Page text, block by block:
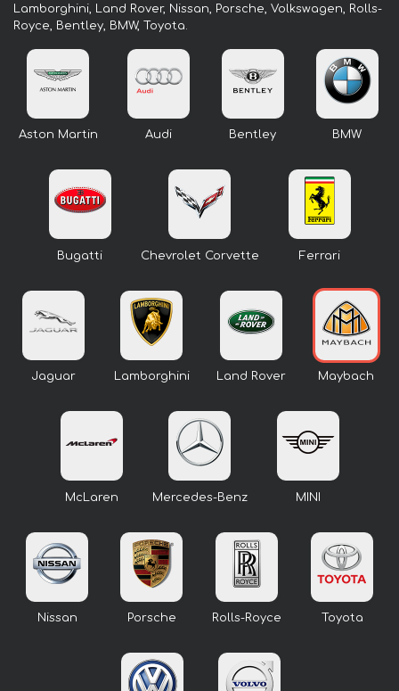
Lamborghini, Land Rover, Nissan, Porsche, Volkswagen, Rolls-
Royce, Bentley, BMW, Toyota.
Aston Martin Audi Bentley BMW
Bugatti Chevrolet Corvette Ferrari
Jaguar Lamborghini Land Rover Maybach
McLaren Mercedes-Benz MINI
Nissan Porsche Rolls-Royce Toyota